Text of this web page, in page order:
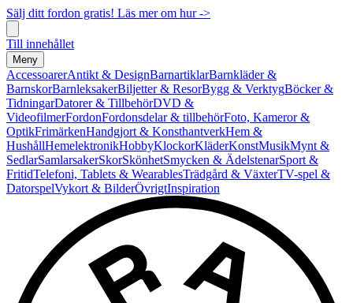
Sälj ditt fordon gratis! Läs mer om hur ->
Till innehållet
Meny
AccessoarerAntikt & DesignBarnartiklarBarnkläder &
BarnskorBarnleksakerBiljetter & ResorBygg & VerktygBöcker &
TidningarDatorer & TillbehörDVD &
VideofilmerFordonFordonsdelar & tillbehörFoto, Kameror &
OptikFrimärkenHandgjort & KonsthantverkHem &
HushållHemelektronikHobbyKlockorKläderKonstMusikMynt &
SedlarSamlarsakerSkorSkönhetSmycken & ÄdelstenarSport &
FritidTelefoni, Tablets & WearablesTrädgård & VäxterTV-spel &
DatorspelVykort & BilderÖvrigtInspiration